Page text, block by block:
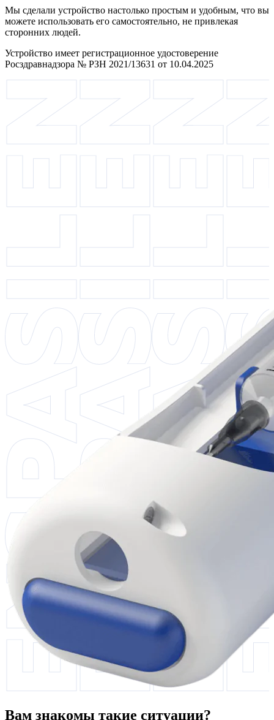
Мы сделали устройство настолько простым и удобным, что вы
можете использовать его самостоятельно, не привлекая
сторонних людей.
Устройство имеет регистрационное удостоверение
Росздравнадзора № РЗН 2021/13631 от 10.04.2025
Вам знакомы такие ситуации?